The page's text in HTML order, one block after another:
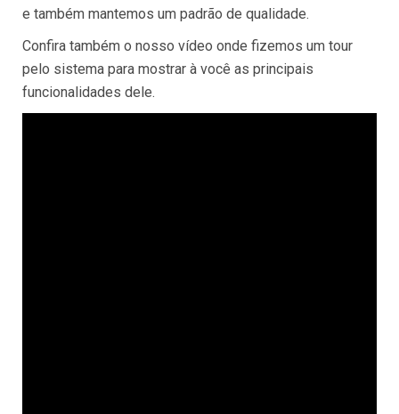
e também mantemos um padrão de qualidade.
Confira também o nosso vídeo onde fizemos um tour
pelo sistema para mostrar à você as principais
funcionalidades dele.